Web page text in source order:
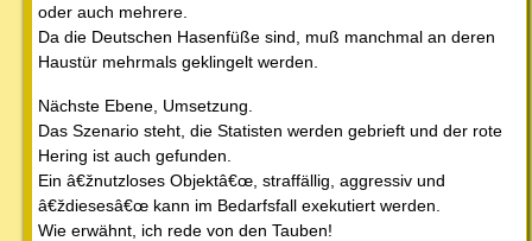
oder auch mehrere.
Da die Deutschen Hasenfüße sind, muß manchmal an deren
Haustür mehrmals geklingelt werden.
Nächste Ebene, Umsetzung.
Das Szenario steht, die Statisten werden gebrieft und der rote
Hering ist auch gefunden.
Ein â€žnutzloses Objektâ€œ, straffällig, aggressiv und
â€ždiesesâ€œ kann im Bedarfsfall exekutiert werden.
Wie erwähnt, ich rede von den Tauben!